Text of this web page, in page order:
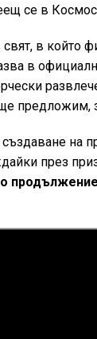
се в
в който
в
предложим,
на
през